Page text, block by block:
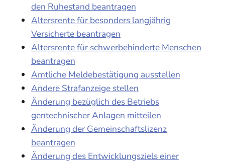
den Ruhestand beantragen
Altersrente für besonders langjährig
Versicherte beantragen
Altersrente für schwerbehinderte Menschen
beantragen
Amtliche Meldebestätigung ausstellen
Andere Strafanzeige stellen
Änderung bezüglich des Betriebs
gentechnischer Anlagen mitteilen
Änderung der Gemeinschaftslizenz
beantragen
Änderung des Entwicklungsziels einer